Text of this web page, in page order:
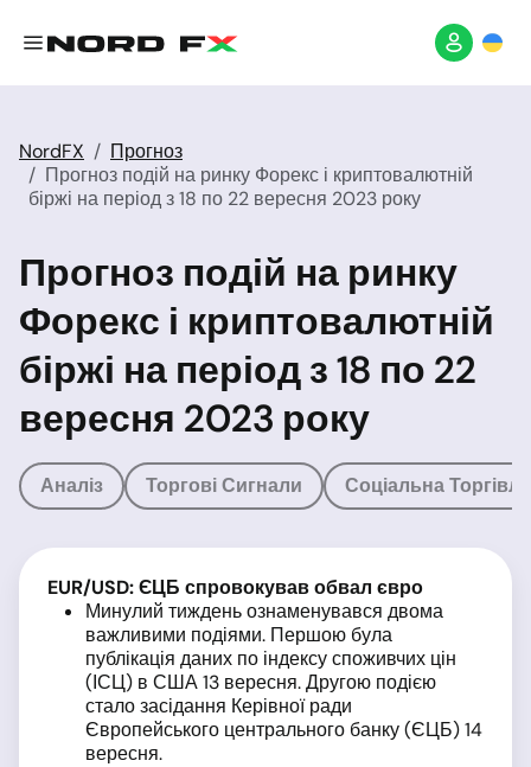
NordFX
Прогноз
Прогноз подій на ринку Форекс і криптовалютній
біржі на період з 18 по 22 вересня 2023 року
Прогноз подій на ринку
Форекс і криптовалютній
біржі на період з 18 по 22
вересня 2023 року
Аналіз Торгові Сигнали Соціальна Торгівля
EUR/USD: ЄЦБ спровокував обвал євро
Минулий тиждень ознаменувався двома
важливими подіями. Першою була
публікація даних по індексу споживчих цін
(ІСЦ) в США 13 вересня. Другою подією
стало засідання Керівної ради
Європейського центрального банку (ЄЦБ) 14
вересня.